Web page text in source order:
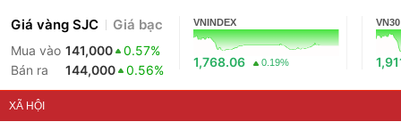
Giá vàng SJC Giá bạc
Mua vào 141,000
0.57%
Bán ra
144,000 0.56%
VNINDEX
1,768.06 0.19%
VN30
XÃ HỘI